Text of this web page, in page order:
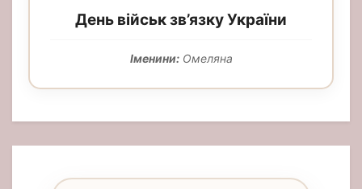
День військ зв’язку України
Іменини:Омеляна